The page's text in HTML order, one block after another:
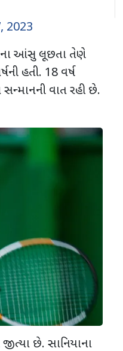
2023
આંસુ લૂછતા તેણે
હતી. 18 વર્ષ
વાત રહી છે.
છે. સાનિયાના